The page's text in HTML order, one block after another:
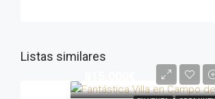
Listas similares